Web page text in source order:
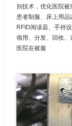
别技术，优化医院被
患者制服、床上用
RFID阅读器、手持
领用、分发、回收
医院在被服